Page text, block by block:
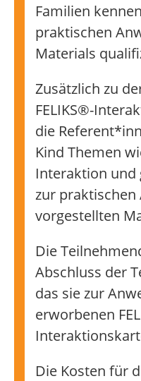
Familien
praktischen
Materials
Zusätzlich zu
FELIKS®-
die
Kind Themen
Interaktion und
zur
vorgestellten
Die
Abschluss der
das sie zur
erworbenen
Die Kosten für